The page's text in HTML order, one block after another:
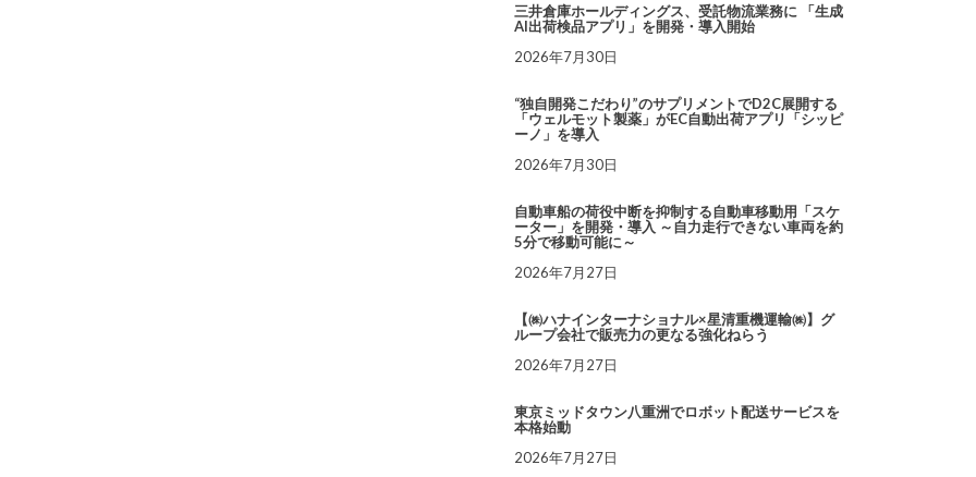
三井倉庫ホールディングス、受託物流業務に 「生成
AI出荷検品アプリ」を開発・導入開始
2026年7月30日
“独自開発こだわり”のサプリメントでD2C展開する
「ウェルモット製薬」がEC自動出荷アプリ「シッピ
ーノ」を導入
2026年7月30日
自動車船の荷役中断を抑制する自動車移動用「スケ
ーター」を開発・導入 ～自力走行できない車両を約
5分で移動可能に～
2026年7月27日
【㈱ハナインターナショナル×星清重機運輸㈱】グ
ループ会社で販売力の更なる強化ねらう
2026年7月27日
東京ミッドタウン八重洲でロボット配送サービスを
本格始動
2026年7月27日